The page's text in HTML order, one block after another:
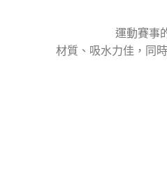
運動賽事
材質、吸水力佳，同